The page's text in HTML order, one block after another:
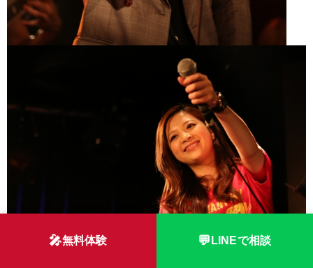
🎤無料体験 💬 LINEで相談